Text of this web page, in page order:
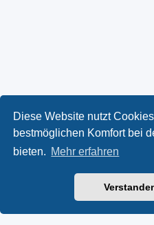
Diese Website nutzt
bestmöglichen Komfort bei
bieten. Mehr erfahren